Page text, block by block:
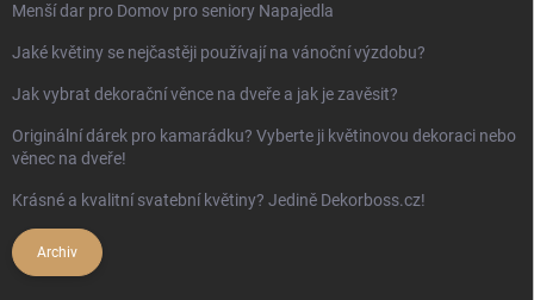
Menší dar pro Domov pro seniory Napajedla
Jaké květiny se nejčastěji používají na vánoční výzdobu?
Jak vybrat dekorační věnce na dveře a jak je zavěsit?
Originální dárek pro kamarádku? Vyberte ji květinovou dekoraci nebo
věnec na dveře!
Krásné a kvalitní svatební květiny? Jedině Dekorboss.cz!
Archiv